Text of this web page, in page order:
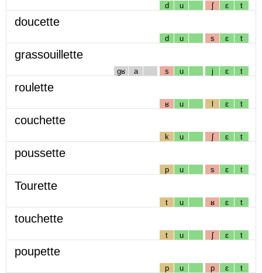
d u ʃ ɛ t
doucette
d u s ɛ t
grassouillette
gʁ a s u j ɛ t
roulette
ʁ u l ɛ t
couchette
k u ʃ ɛ t
poussette
p u s ɛ t
Tourette
t u ʁ ɛ t
touchette
t u ʃ ɛ t
poupette
p u p ɛ t